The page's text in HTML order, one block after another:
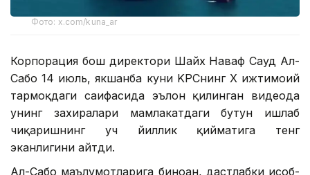
Фото: x.com/kuna_ar
Корпорация бош директори Шайх Наваф Сауд Ал-
Сабоҳ 14 июль, якшанба куни KPCнинг Х ижтимоий
тармоқдаги саҳифасида эълон қилинган видеода
унинг захиралари мамлакатдаги бутун ишлаб
чиқаришнинг уч йиллик қийматига тенг
эканлигини айтди.
Ал-Сабоҳ маълумотларига биноан, дастлабки ҳисоб-